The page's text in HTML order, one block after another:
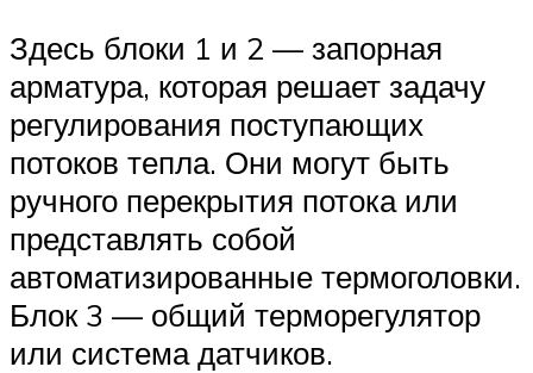
Здесь блоки 1 и 2 — запорная
арматура, которая решает задачу
регулирования поступающих
потоков тепла. Они могут быть
ручного перекрытия потока или
представлять собой
автоматизированные термоголовки.
Блок 3 — общий терморегулятор
или система датчиков.